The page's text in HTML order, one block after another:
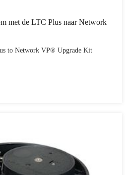
met de LTC Plus naar Network
to Network VP® Upgrade Kit